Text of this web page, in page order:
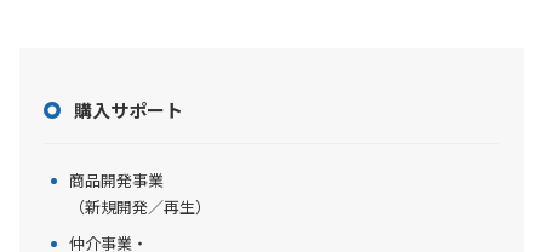
購入サポート
商品開発事業
（新規開発／再生）
仲介事業・